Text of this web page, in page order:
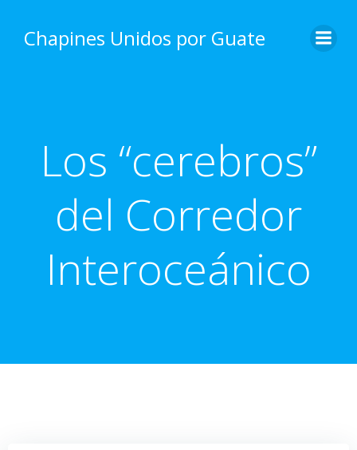
content
Chapines Unidos por Guate
Los “cerebros”
del Corredor
Interoceánico